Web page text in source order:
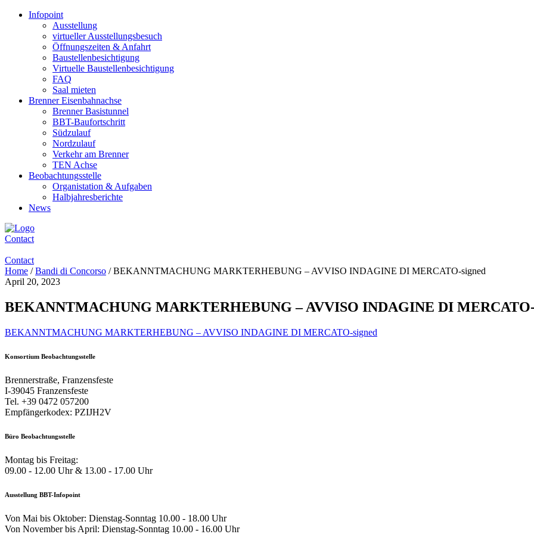
Infopoint
Ausstellung
virtueller Ausstellungsbesuch
Öffnungszeiten & Anfahrt
Baustellenbesichtigung
Virtuelle Baustellenbesichtigung
FAQ
Saal mieten
Brenner Eisenbahnachse
Brenner Basistunnel
BBT-Baufortschritt
Südzulauf
Nordzulauf
Verkehr am Brenner
TEN Achse
Beobachtungsstelle
Organistation & Aufgaben
Halbjahresberichte
News
Contact
Contact
Home /Bandi di Concorso /BEKANNTMACHUNG MARKTERHEBUNG – AVVISO INDAGINE DI MERCATO-signed
April 20, 2023
BEKANNTMACHUNG MARKTERHEBUNG – AVVISO INDAGINE DI
BEKANNTMACHUNG MARKTERHEBUNG – AVVISO INDAGINE DI MERCATO-signed
Konsortium Beobachtungsstelle
Brennerstraße, Franzensfeste
I-39045 Franzensfeste
Tel. +39 0472 057200
Empfängerkodex: PZIJH2V
Büro Beobachtungsstelle
Montag bis Freitag:
09.00 - 12.00 Uhr & 13.00 - 17.00 Uhr
Ausstellung BBT-Infopoint
Von Mai bis Oktober: Dienstag-Sonntag 10.00 - 18.00 Uhr
Von November bis April: Dienstag-Sonntag 10.00 - 16.00 Uhr